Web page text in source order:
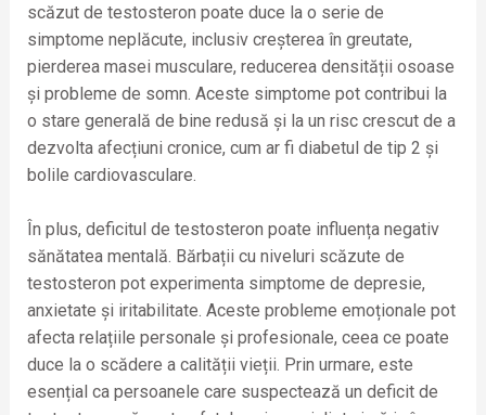
scăzut de testosteron poate duce la o serie de
simptome neplăcute, inclusiv creșterea în greutate,
pierderea masei musculare, reducerea densității osoase
și probleme de somn. Aceste simptome pot contribui la
o stare generală de bine redusă și la un risc crescut de a
dezvolta afecțiuni cronice, cum ar fi diabetul de tip 2 și
bolile cardiovasculare.
În plus, deficitul de testosteron poate influența negativ
sănătatea mentală. Bărbații cu niveluri scăzute de
testosteron pot experimenta simptome de depresie,
anxietate și iritabilitate. Aceste probleme emoționale pot
afecta relațiile personale și profesionale, ceea ce poate
duce la o scădere a calității vieții. Prin urmare, este
esențial ca persoanele care suspectează un deficit de